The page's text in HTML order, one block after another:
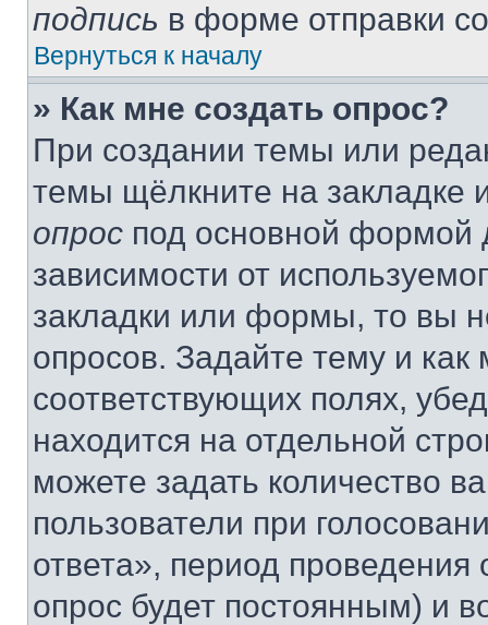
подпись в форме отправки
Вернуться к началу
» Как мне создать опрос?
При создании темы или
темы щёлкните на
опрос под основной формой
зависимости от
закладки или формы, то вы
опросов. Задайте тему и
соответствующих полях,
находится на отдельной
можете задать количество
пользователи при
ответа», период проведения
опрос будет постоянным) и